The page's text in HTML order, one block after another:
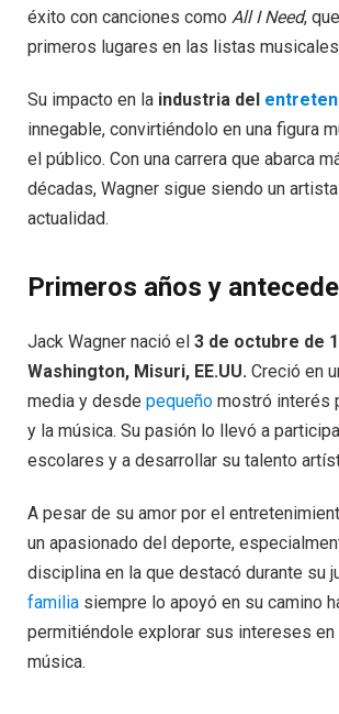
éxito con canciones como All I Need,
primeros lugares en las listas
Su impacto en la industria del
innegable, convirtiéndolo en una figura
el público. Con una carrera que abarca
décadas, Wagner sigue siendo un
actualidad.
Primeros años y
Jack Wagner nació el 3 de octubre de
Washington, Misuri, EE.UU. Creció en
media y desde pequeño mostró interés
y la música. Su pasión lo llevó a
escolares y a desarrollar su talento
A pesar de su amor por el
un apasionado del deporte,
disciplina en la que destacó durante su
familia siempre lo apoyó en su camino
permitiéndole explorar sus intereses en
música.